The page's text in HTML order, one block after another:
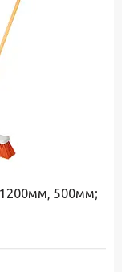
1200мм, 500мм;